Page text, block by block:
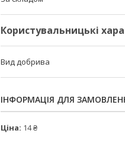
Користувальницькі
Вид добрива
ІНФОРМАЦІЯ ДЛЯ
Ціна: 14 ₴